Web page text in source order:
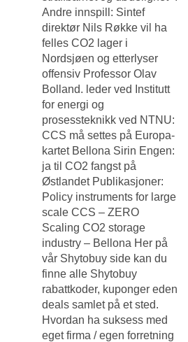
Andre innspill: Sintef
direktør Nils Røkke vil ha
felles CO2 lager i
Nordsjøen og etterlyser
offensiv Professor Olav
Bolland. leder ved Institutt
for energi og
prosessteknikk ved NTNU:
CCS må settes på Europa-
kartet Bellona Sirin Engen:
ja til CO2 fangst på
Østlandet Publikasjoner:
Policy instruments for large
scale CCS – ZERO
Scaling CO2 storage
industry – Bellona Her på
vår Shytobuy side kan du
finne alle Shytobuy
rabattkoder, kuponger eden
deals samlet på et sted.
Hvordan ha suksess med
eget firma / egen forretning